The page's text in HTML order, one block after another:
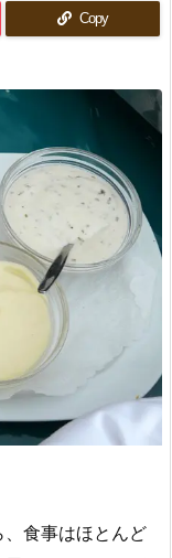
Copy
食事はほとんど